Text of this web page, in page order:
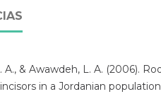
A., & Awawdeh, L. A. (2006).
in a Jordanian